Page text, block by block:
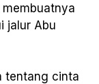
jalur Abu